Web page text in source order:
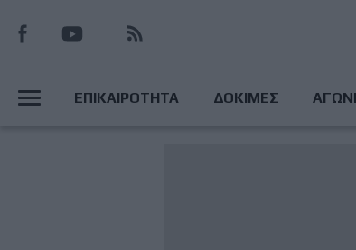
προς
κυρίως
MainΕΠΙΚΑΙΡΟΤΗΤΑ ΔΟΚΙΜΕΣ